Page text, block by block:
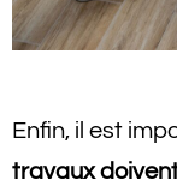
Enfin, il est
travaux